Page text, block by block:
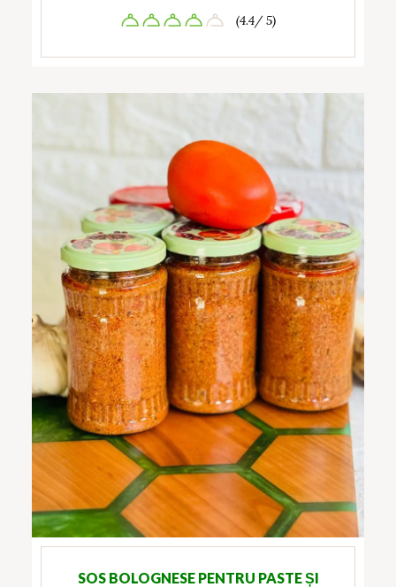
(4.4/ 5)
SOS BOLOGNESE PENTRU PASTE ȘI